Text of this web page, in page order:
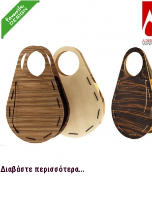
Διαβάστε περισσότερα...